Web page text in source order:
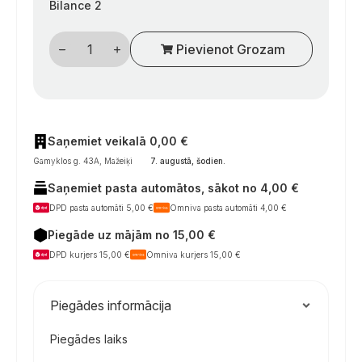
Bilance 2
Dujų
filtro
kasetė
R75264
R75266
daudzums
Pievienot Grozam
Saņemiet veikalā 0,00 €
Gamyklos g. 43A, Mažeiķi 7. augustā, šodien
Saņemiet pasta automātos, sākot no 4,00 €
DPD pasta automāti 5,00 € Omniva pasta automāti 4,00 €
Piegāde uz mājām no 15,00 €
DPD kurjers 15,00 € Omniva kurjers 15,00 €
Piegādes informācija
Piegādes laiks